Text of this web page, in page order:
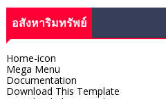
อสังหาริมทรัพย์
Home-icon
Mega Menu
Documentation
Download This Template